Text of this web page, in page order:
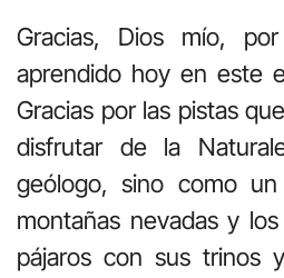
Gracias, Dios mío,
aprendido hoy en este
Gracias por las pistas
disfrutar de la
geólogo, sino como
montañas nevadas y
pájaros con sus trinos